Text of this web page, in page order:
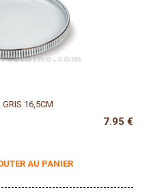
GRIS 16,5CM
7.95 €
AU PANIER